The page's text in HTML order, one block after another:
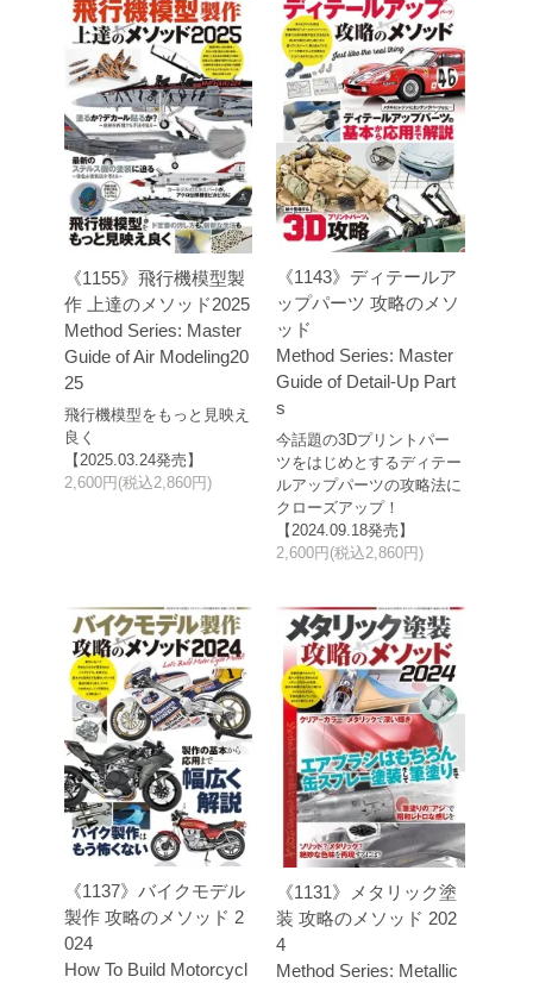
《1155》飛行機模型製
作 上達のメソッド2025
Method Series: Master
Guide of Air Modeling20
25
飛行機模型をもっと見映え
良く
【2025.03.24発売】
2,600円(税込2,860円)
《1143》ディテールア
ップパーツ 攻略のメソ
ッド
Method Series: Master
Guide of Detail-Up Part
s
今話題の3Dプリントパー
ツをはじめとするディテー
ルアップパーツの攻略法に
クローズアップ！
【2024.09.18発売】
2,600円(税込2,860円)
《1137》バイクモデル
製作 攻略のメソッド 2
024
How To Build Motorcycl
《1131》メタリック塗
装 攻略のメソッド 202
4
Method Series: Metallic